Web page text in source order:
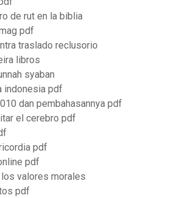
de rut en la biblia
pdf
traslado reclusorio
libros
syaban
indonesia pdf
dan pembahasannya pdf
el cerebro pdf
pdf
pdf
valores morales
pdf